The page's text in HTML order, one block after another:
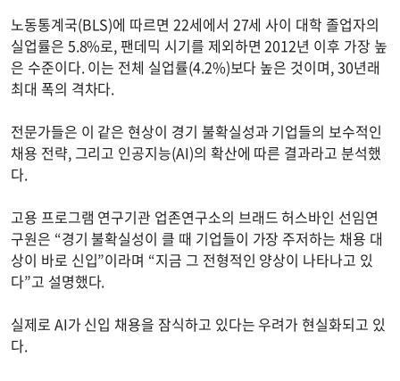
노동통계국(BLS)에 따르면 22세에서 27세 사이 대학 졸업자의
실업률은 5.8%로, 팬데믹 시기를 제외하면 2012년 이후 가장 높
은 수준이다. 이는 전체 실업률(4.2%)보다 높은 것이며, 30년래
최대 폭의 격차다.
전문가들은 이 같은 현상이 경기 불확실성과 기업들의 보수적인
채용 전략, 그리고 인공지능(AI)의 확산에 따른 결과라고 분석했
다.
고용 프로그램 연구기관 업존연구소의 브래드 허스바인 선임연
구원은 “경기 불확실성이 클 때 기업들이 가장 주저하는 채용 대
상이 바로 신입”이라며 “지금 그 전형적인 양상이 나타나고 있
다”고 설명했다.
실제로 AI가 신입 채용을 잠식하고 있다는 우려가 현실화되고 있
다.